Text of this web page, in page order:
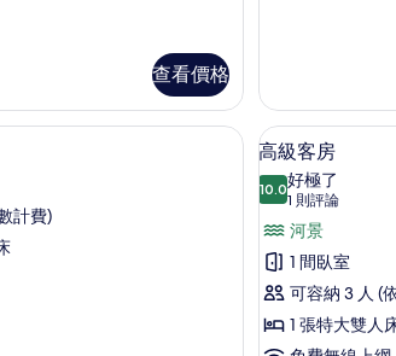
查看價格
詳
情
高級客房, 泳池景觀 | 高級寢具、客房內保險箱、遮光布
計費)
顯
示
高
級
客
房
的
13
高級客房
10.010.0 分，滿分 10 分
好極了
1 則評論
(1
則
評
論)
河景
1 間臥室
可容納 3 人 (
1 張特大雙人